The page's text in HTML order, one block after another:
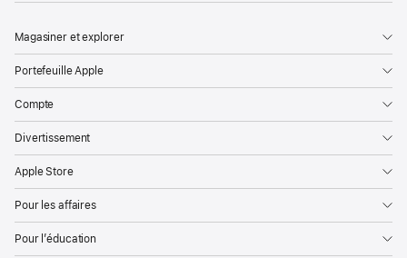
Magasiner et explorer
Portefeuille Apple
Compte
Divertissement
Apple Store
Pour les affaires
Pour l’éducation